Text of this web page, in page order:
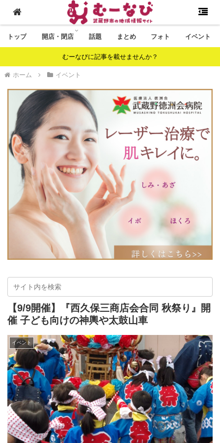
トップ 開店・閉店 話題 まとめ フォト イベント
むーなびに記事を載せませんか？
ホーム イベント
【9/9開催】『西久保三商店会合同 秋祭り』開
催 子ども向けの神輿や太鼓山車
イベント